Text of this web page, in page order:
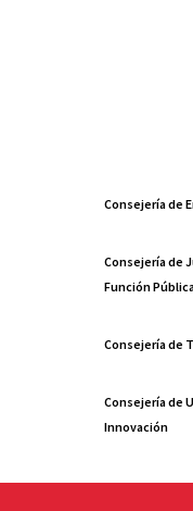
Consejería de
Consejería de
Función
Consejería de
Consejería de
Innovación